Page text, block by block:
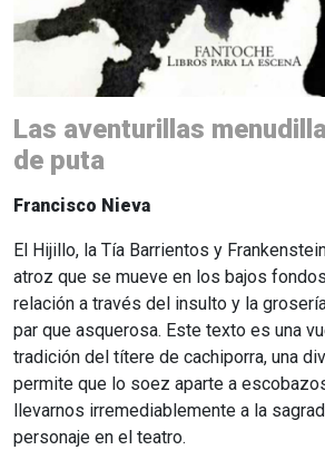
Las aventurillas
de puta
Francisco Nieva
El Hijillo, la Tía Barrientos y
atroz que se mueve en los bajos
relación a través del insulto y la
par que asquerosa. Este texto es una
tradición del títere de cachiporra, una
permite que lo soez aparte a
llevarnos irremediablemente a la
personaje en el teatro.